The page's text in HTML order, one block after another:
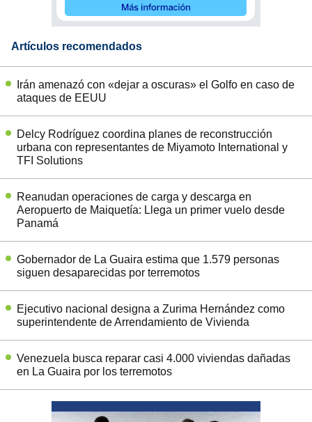
Artículos recomendados
Irán amenazó con «dejar a oscuras» el Golfo en caso de
ataques de EEUU
Delcy Rodríguez coordina planes de reconstrucción
urbana con representantes de Miyamoto International y
TFI Solutions
Reanudan operaciones de carga y descarga en
Aeropuerto de Maiquetía: Llega un primer vuelo desde
Panamá
Gobernador de La Guaira estima que 1.579 personas
siguen desaparecidas por terremotos
Ejecutivo nacional designa a Zurima Hernández como
superintendente de Arrendamiento de Vivienda
Venezuela busca reparar casi 4.000 viviendas dañadas
en La Guaira por los terremotos